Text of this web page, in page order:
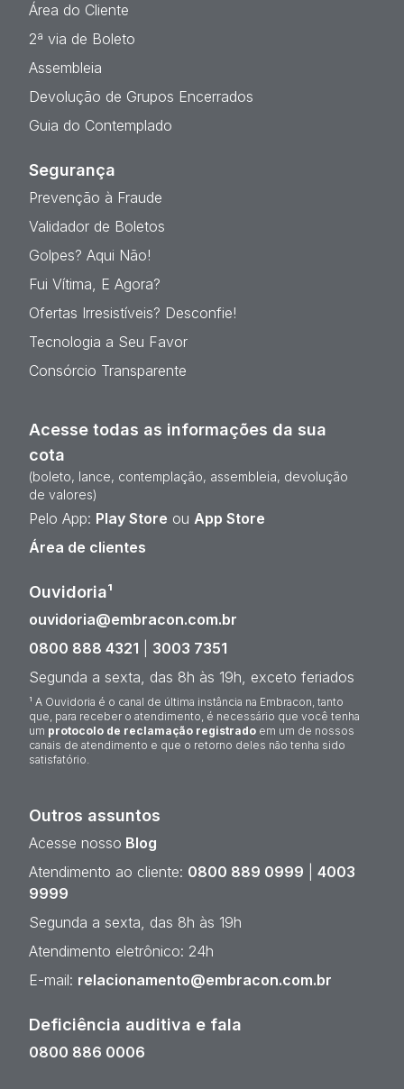
Área do Cliente
2ª via de Boleto
Assembleia
Devolução de Grupos Encerrados
Guia do Contemplado
Segurança
Prevenção à Fraude
Validador de Boletos
Golpes? Aqui Não!
Fui Vítima, E Agora?
Ofertas Irresistíveis? Desconfie!
Tecnologia a Seu Favor
Consórcio Transparente
Acesse todas as informações da sua
cota
(boleto, lance, contemplação, assembleia, devolução
de valores)
Pelo App: Play Store ou App Store
Área de clientes
Ouvidoria¹
ouvidoria@embracon.com.br
0800 888 4321
3003 7351
Segunda a sexta, das 8h às 19h, exceto feriados
¹ A Ouvidoria é o canal de última instância na Embracon, tanto
que, para receber o atendimento, é necessário que você tenha
um protocolo de reclamação registrado em um de nossos
canais de atendimento e que o retorno deles não tenha sido
satisfatório.
Outros assuntos
Acesse nosso Blog
Atendimento ao cliente: 0800 889 0999
4003
9999
Segunda a sexta, das 8h às 19h
Atendimento eletrônico: 24h
E-mail: relacionamento@embracon.com.br
Deficiência auditiva e fala
0800 886 0006